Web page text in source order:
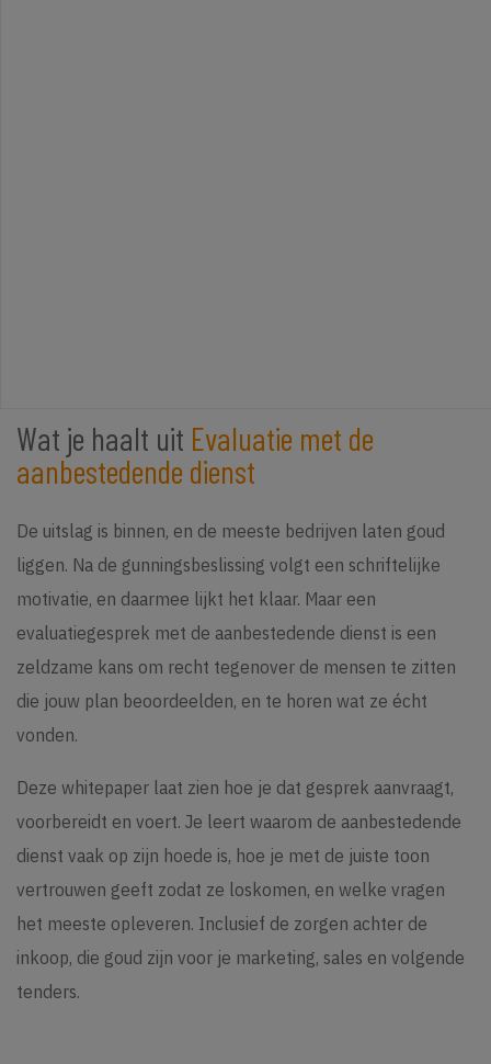
Wat je haalt uit Evaluatie met de
aanbestedende dienst
De uitslag is binnen, en de meeste bedrijven laten goud
liggen. Na de gunningsbeslissing volgt een schriftelijke
motivatie, en daarmee lijkt het klaar. Maar een
evaluatiegesprek met de aanbestedende dienst is een
zeldzame kans om recht tegenover de mensen te zitten
die jouw plan beoordeelden, en te horen wat ze écht
vonden.
Deze whitepaper laat zien hoe je dat gesprek aanvraagt,
voorbereidt en voert. Je leert waarom de aanbestedende
dienst vaak op zijn hoede is, hoe je met de juiste toon
vertrouwen geeft zodat ze loskomen, en welke vragen
het meeste opleveren. Inclusief de zorgen achter de
inkoop, die goud zijn voor je marketing, sales en volgende
tenders.